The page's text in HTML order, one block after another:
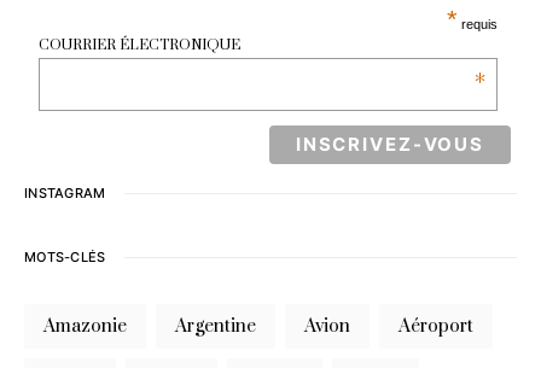
* requis
COURRIER ÉLECTRONIQUE
*
INSTAGRAM
MOTS-CLÉS
Amazonie Argentine Avion Aéroport